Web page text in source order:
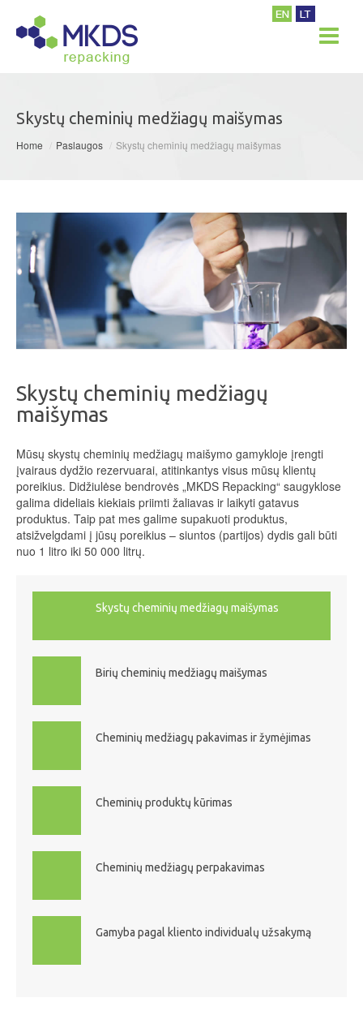
Skystų cheminių medžiagų maišymas
Home Paslaugos Skystų cheminių medžiagų maišymas
Skystų cheminių medžiagų
maišymas
Mūsų skystų cheminių medžiagų maišymo gamykloje įrengti
įvairaus dydžio rezervuarai, atitinkantys visus mūsų klientų
poreikius. Didžiulėse bendrovės „MKDS Repacking“ saugyklose
galima dideliais kiekiais priimti žaliavas ir laikyti gatavus
produktus. Taip pat mes galime supakuoti produktus,
atsižvelgdami į jūsų poreikius – siuntos (partijos) dydis gali būti
nuo 1 litro iki 50 000 litrų.
Skystų cheminių medžiagų maišymas
Birių cheminių medžiagų maišymas
Cheminių medžiagų pakavimas ir žymėjimas
Cheminių produktų kūrimas
Cheminių medžiagų perpakavimas
Gamyba pagal kliento individualų užsakymą